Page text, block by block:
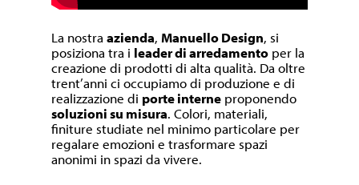
La nostraazienda, Manuello Design, si
posiziona tra i leader di arredamento per la
creazione di prodotti di alta qualità. Da oltre
trent’anni ci occupiamo di produzione e di
realizzazione di porte interne proponendo
soluzioni su misura. Colori, materiali,
finiture studiate nel minimo particolare per
regalare emozioni e trasformare spazi
anonimi in spazi da vivere.